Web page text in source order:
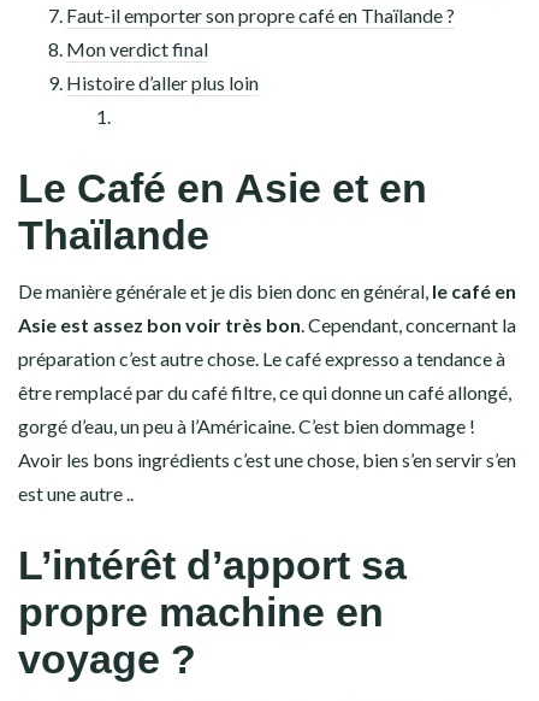
Faut-il emporter son propre café en Thaïlande ?
Mon verdict final
Histoire d’aller plus loin
Le Café en Asie et en
Thaïlande
De manière générale et je dis bien donc en général, le café en
Asie est assez bon voir très bon . Cependant, concernant la
préparation c’est autre chose. Le café expresso a tendance à
être remplacé par du café filtre, ce qui donne un café allongé,
gorgé d’eau, un peu à l’Américaine. C’est bien dommage !
Avoir les bons ingrédients c’est une chose, bien s’en servir s’en
est une autre ..
L’intérêt d’apport sa
propre machine en
voyage ?